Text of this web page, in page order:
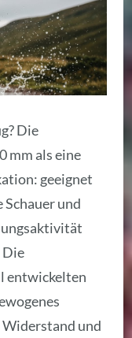
Die
mm als eine
geeignet
und
Die
entwickelten
und